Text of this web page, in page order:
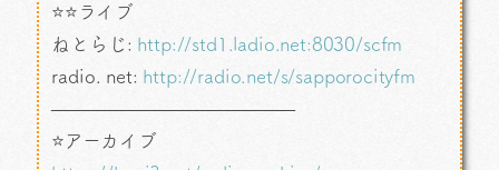
⭐⭐ライブ
ねとらじ: http://std1.ladio.net:8030/scfm
radio. net: http://radio.net/s/sapporocityfm
—————————————
⭐アーカイブ